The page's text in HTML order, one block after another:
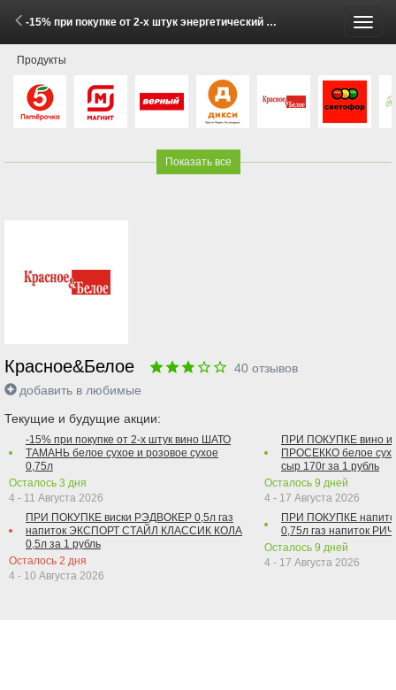
-15% при покупке от 2-х штук энергетический напиток ТОРНАДО в ассортименте 0.473л (1 - 30 Июня 2026)
Продукты
Показать все
Красное&Белое 40 отзывов
добавить в любимые
Текущие и будущие акции:
-15% при покупке от 2-х штук вино ШАТО
ТАМАНЬ белое сухое и розовое сухое
0,75л
Осталось 3 дня
4 - 11 Августа 2026
ПРИ ПОКУПКЕ виски РЭДВОКЕР 0,5л газ
напиток ЭКСПОРТ СТАЙЛ КЛАССИК КОЛА
0,5л за 1 рубль
Осталось 2 дня
4 - 10 Августа 2026
ПРИ ПОКУПКЕ вино
ПРОСЕККО белое
сыр 170г за 1 рубль
Осталось 9 дней
4 - 17 Августа 2026
ПРИ ПОКУПКЕ
0,75л газ напиток
Осталось 9 дней
4 - 17 Августа 2026